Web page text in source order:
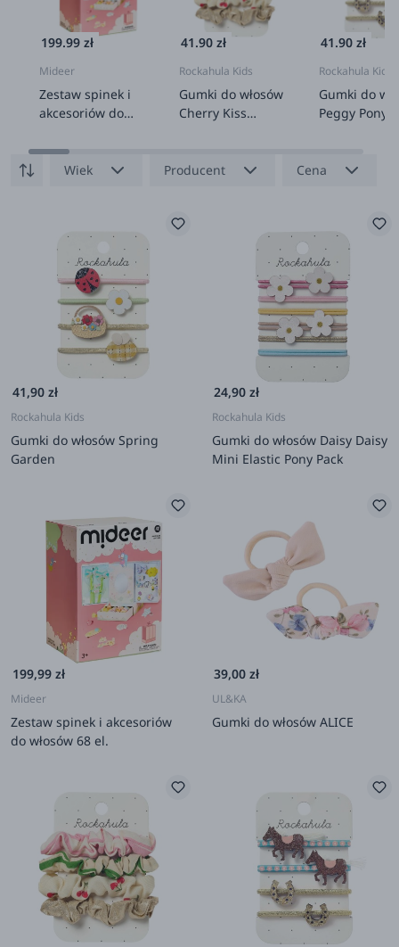
199.99 zł
Mideer
Zestaw spinek i
akcesoriów do
41.90 zł
Rockahula Kids
Gumki do włosów
Cherry Kiss
41.90 zł
Rockahula Kids
Gumki do
Peggy Pony
Wiek Producent Cena
41,90 zł
Rockahula Kids
Gumki do włosów Spring
Garden
24,90 zł
Rockahula Kids
Gumki do włosów Daisy Daisy
Mini Elastic Pony Pack
199,99 zł
Mideer
Zestaw spinek i akcesoriów
do włosów 68 el.
39,00 zł
UL&KA
Gumki do włosów ALICE